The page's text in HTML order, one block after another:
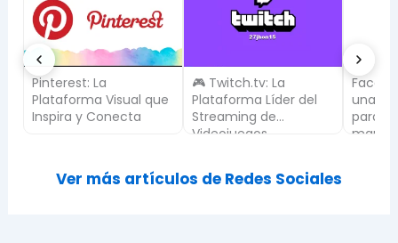
🎮 Twitch.tv: La
Plataforma Líder del
Streaming de
Facebook no es solo
una red social: úsalo
para construir tu
marca personal y
Reddit:
donde
las
Ver más artículos de Redes Sociales